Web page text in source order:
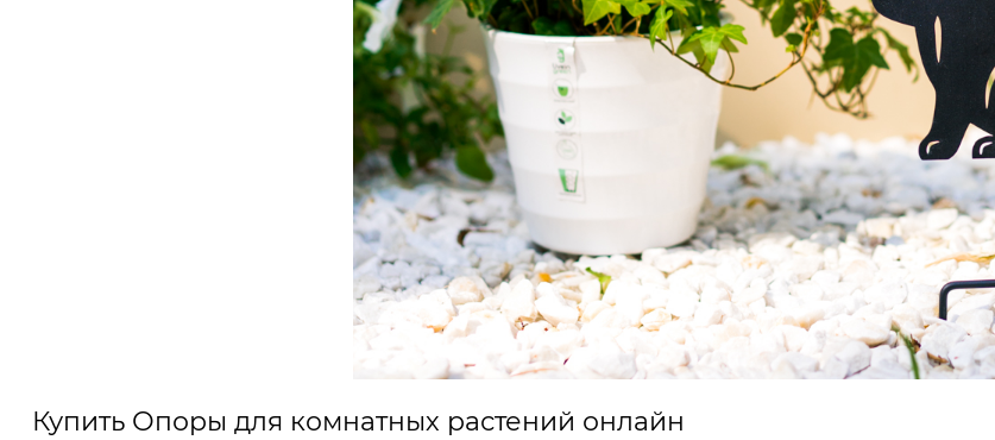
Купить Опоры для комнатных растений онлайн